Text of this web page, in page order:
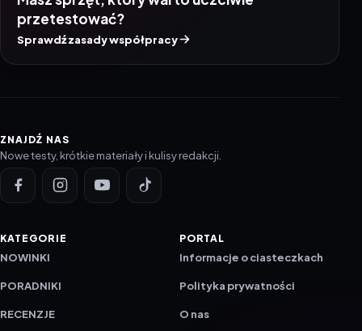
przetestować?
Sprawdź zasady współpracy
ZNAJDŹ NAS
Nowe testy, krótkie materiały i kulisy redakcji.
KATEGORIE
NOWINKI
PORADNIKI
RECENZJE
PORTAL
Informacje o ciasteczkach
Polityka prywatności
O nas